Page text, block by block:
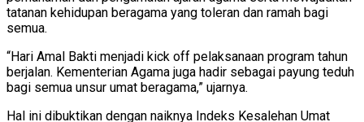
tatanan kehidupan beragama yang toleran dan ramah bagi
semua.
“Hari Amal Bakti menjadi kick off pelaksanaan program tahun
berjalan. Kementerian Agama juga hadir sebagai payung teduh
bagi semua unsur umat beragama,” ujarnya.
Hal ini dibuktikan dengan naiknya Indeks Kesalehan Umat